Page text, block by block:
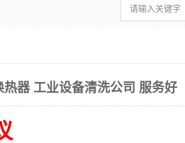
热器 工业设备清洗公司 服务好